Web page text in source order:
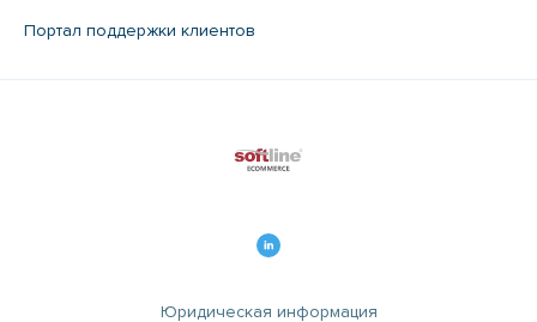
Портал поддержки клиентов
Юридическая информация